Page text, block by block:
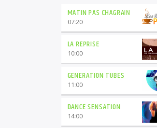
MATIN PAS CHAGRAIN
07:20
LA REPRISE
10:00
GENERATION TUBES
11:00
DANCE SENSATION
14:00